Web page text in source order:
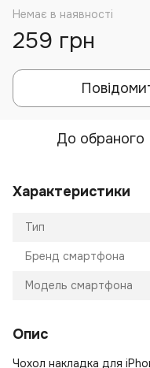
Немає в наявності
259 грн
До обраного
Характеристики
Тип
Бренд смартфона
Модель смартфона
Опис
Чохол накладка для